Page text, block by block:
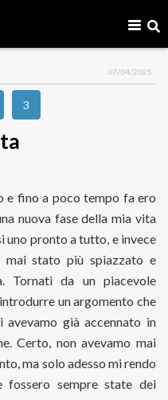
07/04/2025
3
e fino a poco tempo fa ero
nuova fase della mia vita
uno pronto a tutto, e invece
stato più spiazzato e
Tornati da un piacevole
un argomento che
già accennato in
Certo, non avevamo mai
ma solo adesso mi rendo
sempre state dei